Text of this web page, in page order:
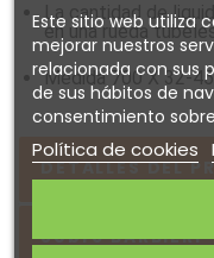
La cantidad de
en una rueda
Medida 700 X 32-
DETALLES DEL
Sobre BARBIERI
Este sitio web utiliza
mejorar nuestros
relacionada con sus
de sus hábitos de
consentimiento
Política de cookies